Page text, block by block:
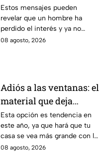
ya no tiene interés en ti
Estos mensajes pueden
revelar que un hombre ha
perdido el interés y ya no
busca mantener la misma
08 agosto, 2026
Adiós a las ventanas: el
material que deja
entrar la luz y evita
miradas indiscretas en
casa
Esta opción es tendencia en
este año, ya que hará que tu
casa se vea más grande con la
entrada de los rayos del sol
08 agosto, 2026